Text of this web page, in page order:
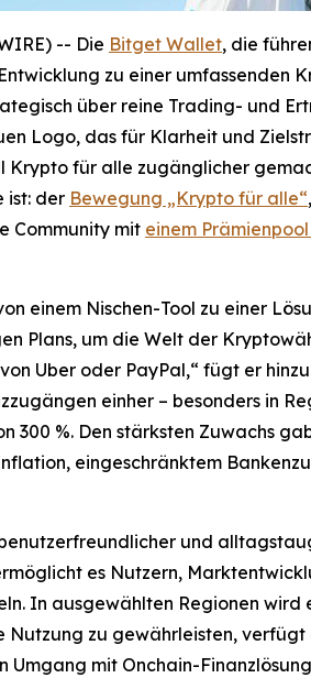
-- Die Bitget Wallet, die
zu einer umfassenden
über reine Trading- und
Logo, das für Klarheit und
für alle zugänglicher
ist: der Bewegung „Krypto für alle“
Community mit einem
einem Nischen-Tool zu einer
Plans, um die Welt der
Uber oder PayPal,“ fügt er
einher – besonders in
%. Den stärksten Zuwachs
eingeschränktem
und
es Nutzern,
In ausgewählten Regionen
zu gewährleisten,
Umgang mit Onchain-